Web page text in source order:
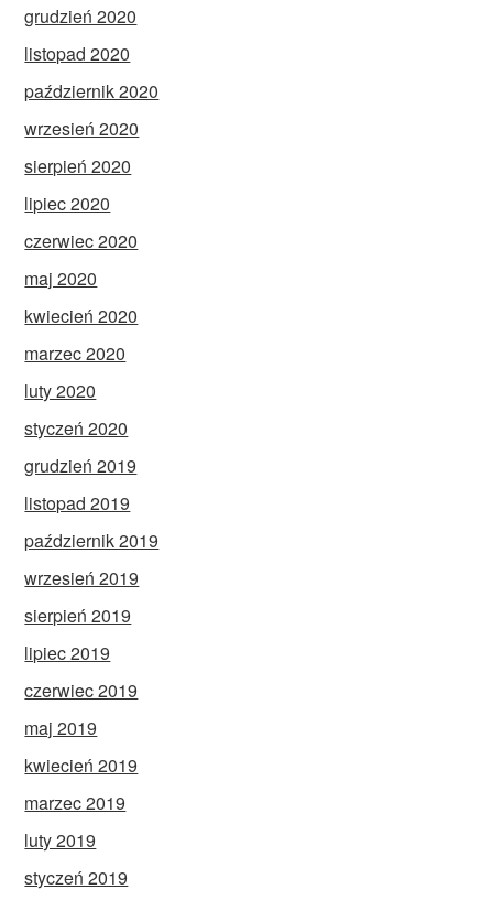
grudzień 2020
listopad 2020
październik 2020
wrzesień 2020
sierpień 2020
lipiec 2020
czerwiec 2020
maj 2020
kwiecień 2020
marzec 2020
luty 2020
styczeń 2020
grudzień 2019
listopad 2019
październik 2019
wrzesień 2019
sierpień 2019
lipiec 2019
czerwiec 2019
maj 2019
kwiecień 2019
marzec 2019
luty 2019
styczeń 2019